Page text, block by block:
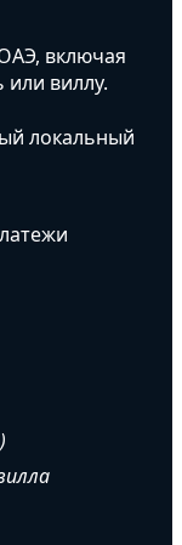
включая
или виллу.
локальный